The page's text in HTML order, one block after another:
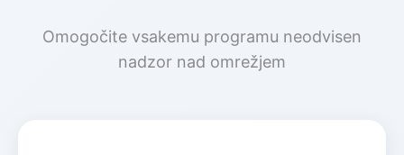
Omogočite vsakemu programu neodvisen
nadzor nad omrežjem